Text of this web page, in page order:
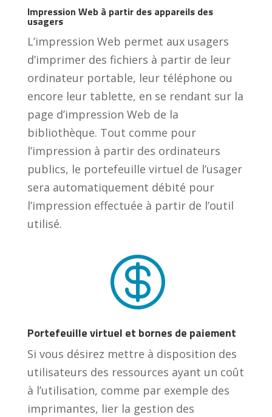
Impression Web à partir des appareils des
usagers
L’impression Web permet aux usagers
d’imprimer des fichiers à partir de leur
ordinateur portable, leur téléphone ou
encore leur tablette, en se rendant sur la
page d’impression Web de la
bibliothèque. Tout comme pour
l’impression à partir des ordinateurs
publics, le portefeuille virtuel de l’usager
sera automatiquement débité pour
l’impression effectuée à partir de l’outil
utilisé.

Portefeuille virtuel et bornes de paiement
Si vous désirez mettre à disposition des
utilisateurs des ressources ayant un coût
à l’utilisation, comme par exemple des
imprimantes, lier la gestion des